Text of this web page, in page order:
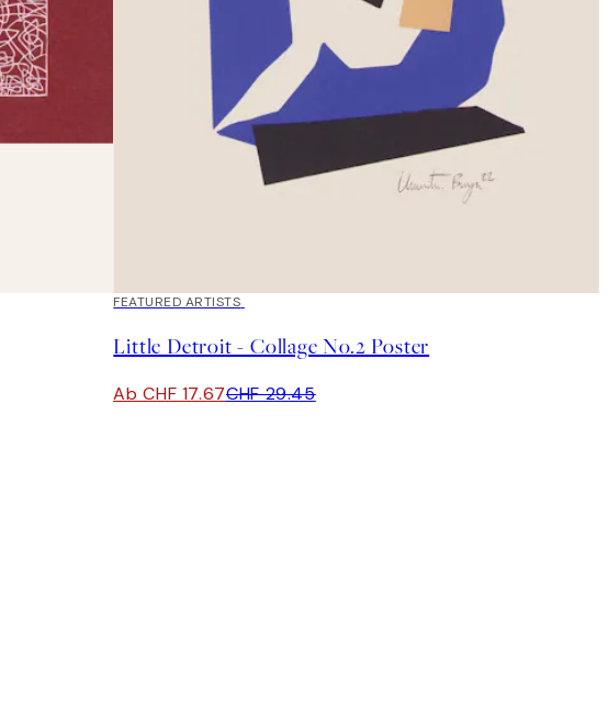
40%*
FEATURED ARTISTS
Little Detroit - Collage No.2 Poster
Ab CHF 17.67CHF 29.45